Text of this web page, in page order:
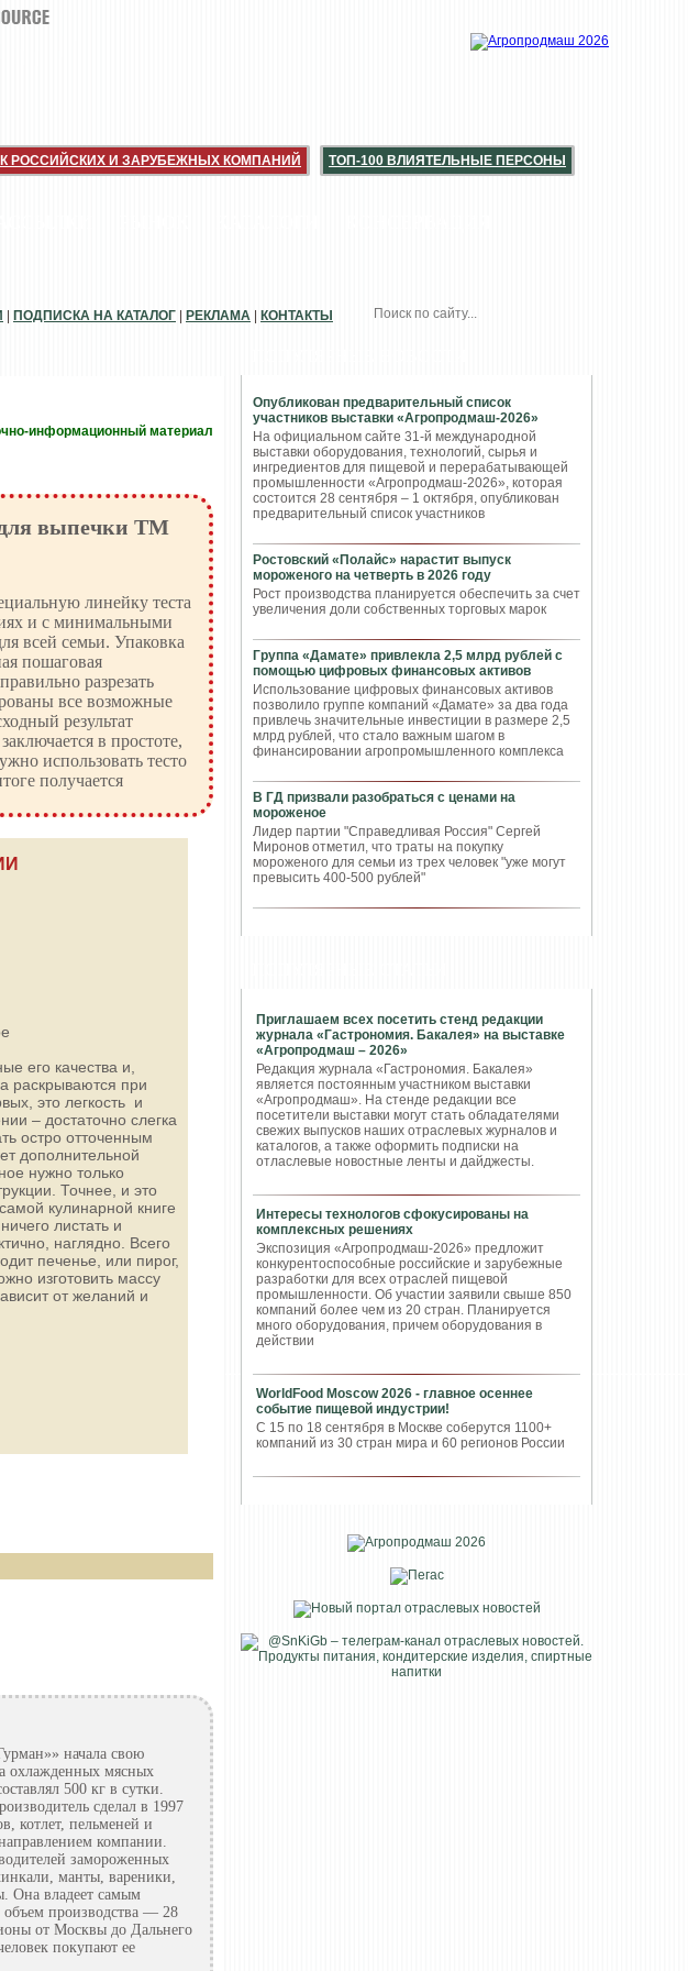
РОССИЙСКИХ И ЗАРУБЕЖНЫХ КОМПАНИЙ ТОП-100 ВЛИЯТЕЛЬНЫЕ ПЕРСОНЫ
Опубликован предварительный список
участников выставки «Агропродмаш-2026»
На официальном сайте 31-й международной
выставки оборудования, технологий, сырья и
ингредиентов для пищевой и перерабатывающей
промышленности «Агропродмаш-2026», которая
состоится 28 сентября – 1 октября, опубликован
предварительный список участников
Ростовский «Полайс» нарастит выпуск
мороженого на четверть в 2026 году
Рост производства планируется обеспечить за счет
увеличения доли собственных торговых марок
Группа «Дамате» привлекла 2,5 млрд рублей с
помощью цифровых финансовых активов
Использование цифровых финансовых активов
позволило группе компаний «Дамате» за два года
привлечь значительные инвестиции в размере 2,5
млрд рублей, что стало важным шагом в
финансировании агропромышленного комплекса
В ГД призвали разобраться с ценами на
мороженое
Лидер партии "Справедливая Россия" Сергей
Миронов отметил, что траты на покупку
мороженого для семьи из трех человек "уже могут
превысить 400-500 рублей"
Приглашаем всех посетить стенд редакции
журнала «Гастрономия. Бакалея» на выставке
«Агропродмаш – 2026»
Редакция журнала «Гастрономия. Бакалея»
является постоянным участником выставки
«Агропродмаш». На стенде редакции все
посетители выставки могут стать обладателями
свежих выпусков наших отраслевых журналов и
каталогов, а также оформить подписки на
отласлевые новостные ленты и дайджесты.
Интересы технологов сфокусированы на
комплексных решениях
Экспозиция «Агропродмаш-2026» предложит
конкурентоспособные российские и зарубежные
разработки для всех отраслей пищевой
промышленности. Об участии заявили свыше 850
компаний более чем из 20 стран. Планируется
много оборудования, причем оборудования в
действии
WorldFood Moscow 2026 - главное осеннее
событие пищевой индустрии!
С 15 по 18 сентября в Москве соберутся 1100+
компаний из 30 стран мира и 60 регионов России
ПОДПИСКА НА КАТАЛОГ РЕКЛАМА КОНТАКТЫ
информационный материал
для выпечки ТМ
линейку теста
и с минимальными
всей семьи. Упаковка
пошаговая
разрезать
все возможные
результат
в простоте,
использовать тесто
получается
его качества и,
раскрываются при
это легкость и
– достаточно слегка
остро отточенным
дополнительной
нужно только
Точнее, и это
кулинарной книге
листать и
наглядно. Всего
печенье, или пирог,
изготовить массу
от желаний и
начала свою
охлажденных мясных
500 кг в сутки.
сделал в 1997
котлет, пельменей и
компании.
замороженных
манты, вареники,
Она владеет самым
производства — 28
от Москвы до Дальнего
покупают ее